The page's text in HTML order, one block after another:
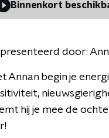
Binnenkort
door:
Annan begin je
hij je mee de